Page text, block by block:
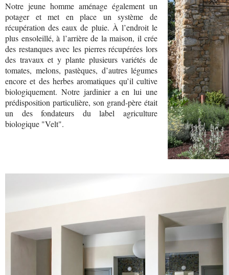
Notre jeune homme aménage également un
potager et met en place un système de
récupération des eaux de pluie. À l’endroit le
plus ensoleillé, à l’arrière de la maison, il crée
des restanques avec les pierres récupérées lors
des travaux et y plante plusieurs variétés de
tomates, melons, pastèques, d’autres légumes
encore et des herbes aromatiques qu’il cultive
biologiquement. Notre jardinier a en lui une
prédisposition particulière, son grand-père était
un des fondateurs du label agriculture
biologique "Velt".